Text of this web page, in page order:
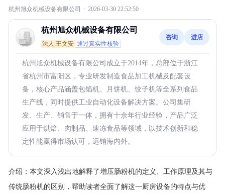
杭州旭众机械设备有限公司 · 2026-03-30 22:52:50
杭州旭众机械设备有限公司
法人:王文安 通过真实性核验
咨询 进店
杭州旭众机械设备有限公司成立于2014年，总部位于浙江
省杭州市富阳区，专业研发制造食品加工机械及配套设
备，核心产品涵盖包馅机、月饼机、饺子机等全系列食品
生产线，同时提供工业自动化设备解决方案。公司集研
发、生产、销售于一体，拥有十余年行业经验，产品广泛
应用于烘焙、肉制品、速冻食品等领域，以技术创新和稳
定性能赢得市场认可，远销海内外。
介绍： 本文深入浅出地解释了增压肠粉机的定义、工作原理及其与
传统肠粉机的区别，帮助读者全面了解这一厨房设备的特点与优